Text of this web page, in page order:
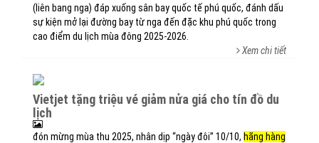
(liên bang nga) đáp xuống sân bay quốc tế phú quốc, đánh dấu
sự kiện mở lại đường bay từ nga đến đặc khu phú quốc trong
cao điểm du lịch mùa đông 2025-2026.
Xem chi tiết
vietjet tặng triệu vé giảm nửa giá cho tín đồ du
lịch
đón mừng mùa thu 2025, nhân dịp “ngày đôi” 10/10, hãng hàng